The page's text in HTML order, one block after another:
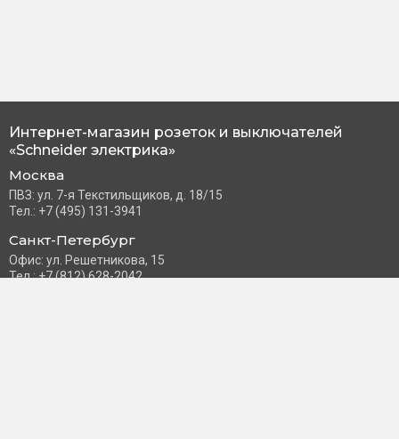
Интернет-магазин розеток и выключателей
«Schneider электрика»
Москва
ПВЗ: ул. 7-я Текстильщиков, д. 18/15
Тел.: +7 (495) 131-3941
Санкт-Петербург
Офис: ул. Решетникова, 15
Тел.: +7 (812) 628-2042